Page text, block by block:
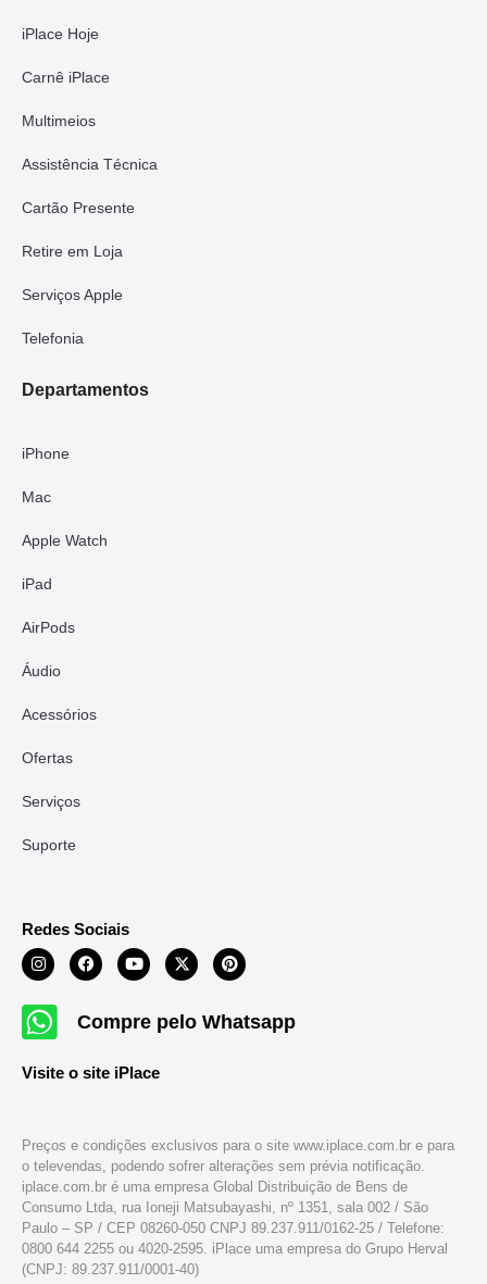
iPlace Hoje
Carnê iPlace
Multimeios
Assistência Técnica
Cartão Presente
Retire em Loja
Serviços Apple
Telefonia
Departamentos
iPhone
Mac
Apple Watch
iPad
AirPods
Áudio
Acessórios
Ofertas
Serviços
Suporte
Redes Sociais
Compre pelo Whatsapp
Visite o site iPlace
Preços e condições exclusivos para o site www.iplace.com.br e para
o televendas, podendo sofrer alterações sem prévia notificação.
iplace.com.br é uma empresa Global Distribuição de Bens de
Consumo Ltda, rua Ioneji Matsubayashi, nº 1351, sala 002 / São
Paulo – SP / CEP 08260-050 CNPJ 89.237.911/0162-25 / Telefone:
0800 644 2255 ou 4020-2595. iPlace uma empresa do Grupo Herval
(CNPJ: 89.237.911/0001-40)